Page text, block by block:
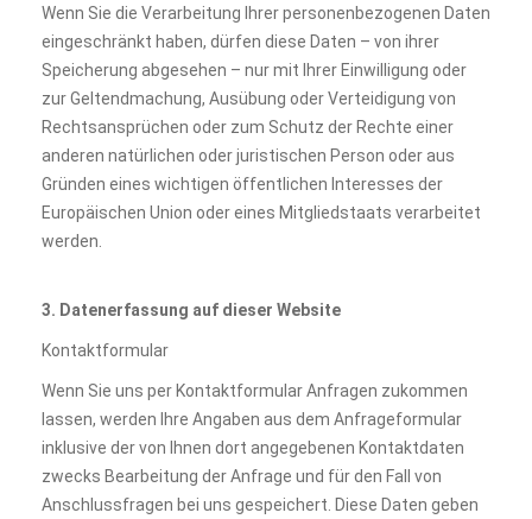
Wenn Sie die Verarbeitung Ihrer personenbezogenen Daten
eingeschränkt haben, dürfen diese Daten – von ihrer
Speicherung abgesehen – nur mit Ihrer Einwilligung oder
zur Geltendmachung, Ausübung oder Verteidigung von
Rechtsansprüchen oder zum Schutz der Rechte einer
anderen natürlichen oder juristischen Person oder aus
Gründen eines wichtigen öffentlichen Interesses der
Europäischen Union oder eines Mitgliedstaats verarbeitet
werden.
3. Datenerfassung auf dieser Website
Kontaktformular
Wenn Sie uns per Kontaktformular Anfragen zukommen
lassen, werden Ihre Angaben aus dem Anfrageformular
inklusive der von Ihnen dort angegebenen Kontaktdaten
zwecks Bearbeitung der Anfrage und für den Fall von
Anschlussfragen bei uns gespeichert. Diese Daten geben